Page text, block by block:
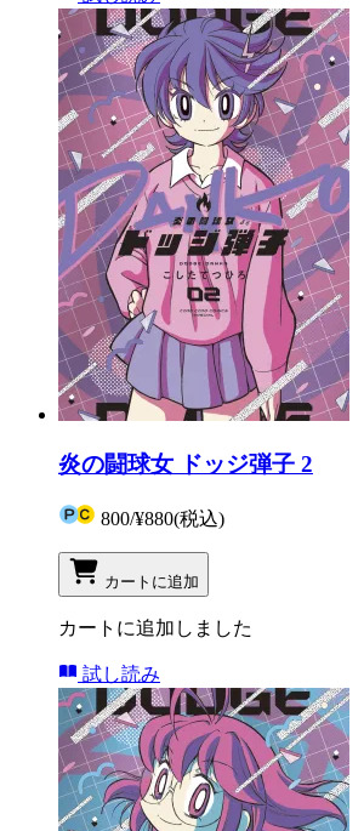
炎の闘球女 ドッジ弾子 2
800/¥880(税込)
カートに追加
カートに追加しました
試し読み